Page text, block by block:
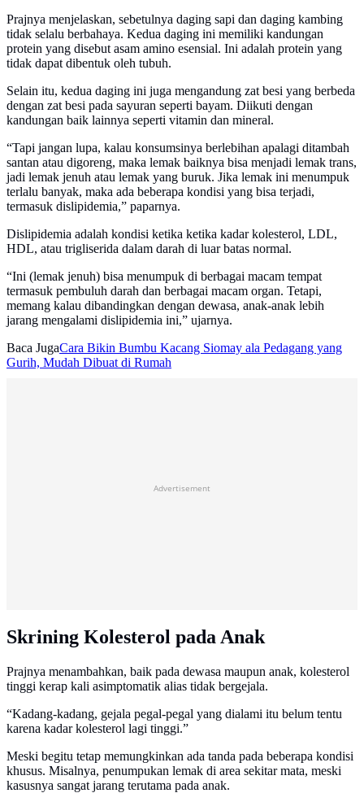
Prajnya menjelaskan, sebetulnya daging sapi dan daging kambing
tidak selalu berbahaya. Kedua daging ini memiliki kandungan
protein yang disebut asam amino esensial. Ini adalah protein yang
tidak dapat dibentuk oleh tubuh.
Selain itu, kedua daging ini juga mengandung zat besi yang berbeda
dengan zat besi pada sayuran seperti bayam. Diikuti dengan
kandungan baik lainnya seperti vitamin dan mineral.
“Tapi jangan lupa, kalau konsumsinya berlebihan apalagi ditambah
santan atau digoreng, maka lemak baiknya bisa menjadi lemak trans,
jadi lemak jenuh atau lemak yang buruk. Jika lemak ini menumpuk
terlalu banyak, maka ada beberapa kondisi yang bisa terjadi,
termasuk dislipidemia,” paparnya.
Dislipidemia adalah kondisi ketika ketika kadar kolesterol, LDL,
HDL, atau trigliserida dalam darah di luar batas normal.
“Ini (lemak jenuh) bisa menumpuk di berbagai macam tempat
termasuk pembuluh darah dan berbagai macam organ. Tetapi,
memang kalau dibandingkan dengan dewasa, anak-anak lebih
jarang mengalami dislipidemia ini,” ujarnya.
Baca JugaCara Bikin Bumbu Kacang Siomay ala Pedagang yang
Gurih, Mudah Dibuat di Rumah
Advertisement
Skrining Kolesterol pada Anak
Prajnya menambahkan, baik pada dewasa maupun anak, kolesterol
tinggi kerap kali asimptomatik alias tidak bergejala.
“Kadang-kadang, gejala pegal-pegal yang dialami itu belum tentu
karena kadar kolesterol lagi tinggi.”
Meski begitu tetap memungkinkan ada tanda pada beberapa kondisi
khusus. Misalnya, penumpukan lemak di area sekitar mata, meski
kasusnya sangat jarang terutama pada anak.